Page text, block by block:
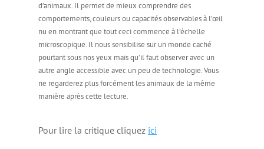
d’animaux. Il permet de mieux comprendre des
comportements, couleurs ou capacités observables à l’œil
nu en montrant que tout ceci commence à l’échelle
microscopique. Il nous sensibilise sur un monde caché
pourtant sous nos yeux mais qu’il faut observer avec un
autre angle accessible avec un peu de technologie. Vous
ne regarderez plus forcément les animaux de la même
manière après cette lecture.
Pour lire la critique cliquez ici